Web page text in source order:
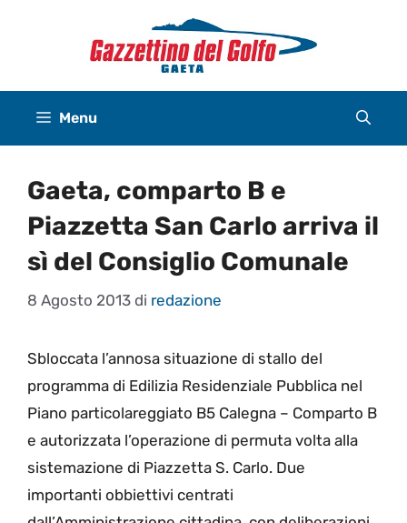
Menu
Gaeta, comparto B e
Piazzetta San Carlo arriva il
sì del Consiglio Comunale
8 Agosto 2013 di redazione
Sbloccata l’annosa situazione di stallo del
programma di Edilizia Residenziale Pubblica nel
Piano particolareggiato B5 Calegna – Comparto B
e autorizzata l’operazione di permuta volta alla
sistemazione di Piazzetta S. Carlo. Due
importanti obbiettivi centrati